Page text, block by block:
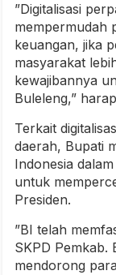
”Digitalisasi
mempermudah
keuangan, jika
masyarakat
kewajibannya
Buleleng,”
Terkait
daerah, Bupati
Indonesia
untuk
Presiden.
”BI telah
SKPD Pemkab.
mendorong